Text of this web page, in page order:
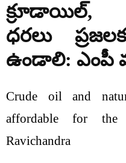
క్రూడాయిల్,
ధరలు
ఉండాలి: ఎంపీ
Crude oil and
affordable for the
Ravichandra